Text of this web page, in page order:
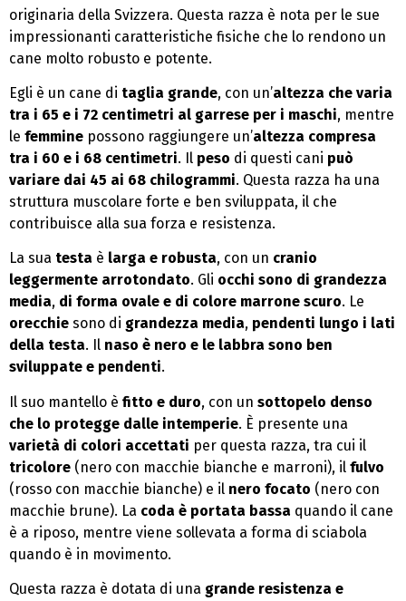
originaria della Svizzera. Questa razza è nota per le sue
impressionanti caratteristiche fisiche che lo rendono un
cane molto robusto e potente.
Egli è un cane di taglia grande, con un’altezza che varia
tra i 65 e i 72 centimetri al garrese per i maschi, mentre
le femmine possono raggiungere un’altezza compresa
tra i 60 e i 68 centimetri. Il peso di questi cani può
variare dai 45 ai 68 chilogrammi. Questa razza ha una
struttura muscolare forte e ben sviluppata, il che
contribuisce alla sua forza e resistenza.
La sua testa è larga e robusta, con un cranio
leggermente arrotondato. Gli occhi sono di grandezza
media, di forma ovale e di colore marrone scuro. Le
orecchie sono di grandezza media, pendenti lungo i lati
della testa. Il naso è nero e le labbra sono ben
sviluppate e pendenti.
Il suo mantello è fitto e duro, con un sottopelo denso
che lo protegge dalle intemperie. È presente una
varietà di colori accettati per questa razza, tra cui il
tricolore (nero con macchie bianche e marroni), il fulvo
(rosso con macchie bianche) e il nero focato (nero con
macchie brune). La coda è portata bassa quando il cane
è a riposo, mentre viene sollevata a forma di sciabola
quando è in movimento.
Questa razza è dotata di una grande resistenza e